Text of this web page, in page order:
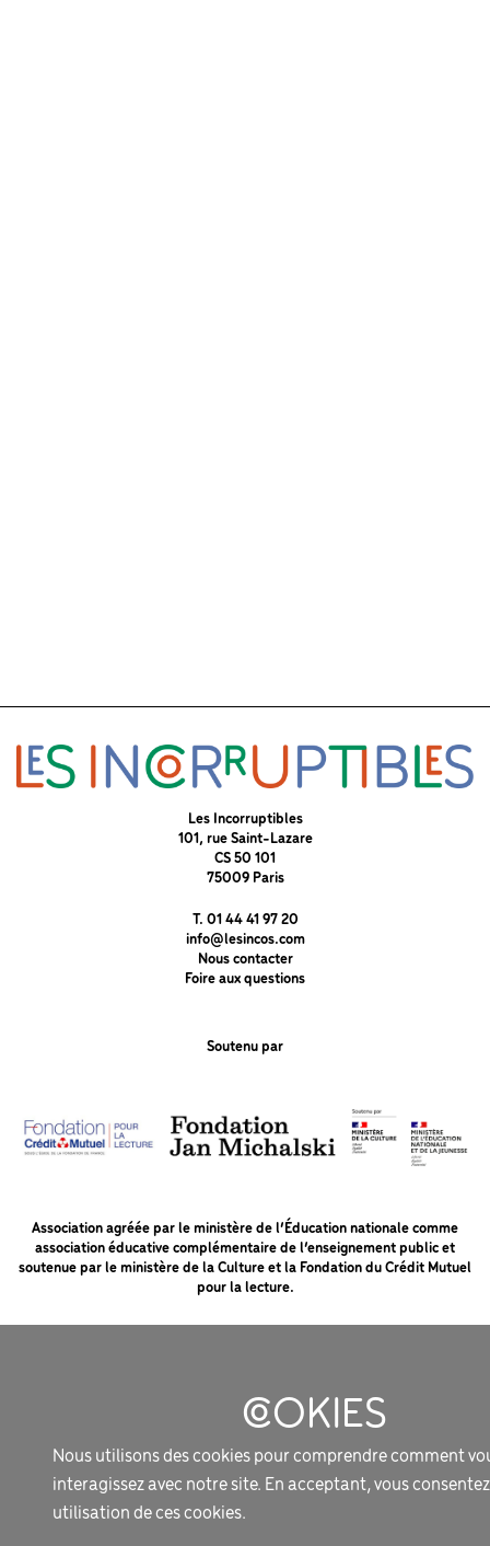
Nous utilisons des cookies pour comprendre comment
interagissez avec notre site. En acceptant, vous
utilisation de ces cookies.
Les Incorruptibles
101, rue Saint-Lazare
CS 50 101
75009 Paris
T. 01 44 41 97 20
info@lesincos.com
Nous contacter
Foire aux questions
Soutenu par
Association agréée par le ministère de l’Éducation nationale comme
association éducative complémentaire de l’enseignement public et
soutenue par le ministère de la Culture et la Fondation du Crédit Mutuel
pour la lecture.
PROTECTION DES DONNÉES
NOUS CONTACTER
DOCUMENTS UTILES